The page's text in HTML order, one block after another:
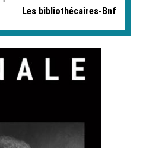
Les bibliothécaires-Bnf